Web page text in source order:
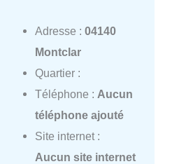
Adresse : 04140
Montclar
Quartier :
Téléphone : Aucun
téléphone ajouté
Site internet :
Aucun site internet